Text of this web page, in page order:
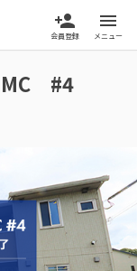
person_add
会員登録
menu
メニュー
MC #4